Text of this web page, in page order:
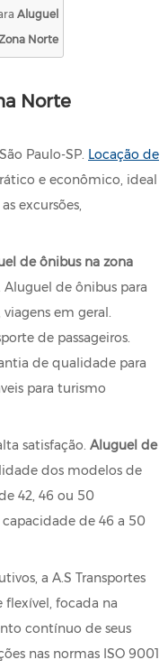
Aluguel
Norte
Norte
Paulo-SP. Locação de
e econômico, ideal
excursões,
de ônibus na zona
Aluguel de ônibus para
, viagens em geral.
de passageiros.
de qualidade para
para turismo
satisfação. Aluguel de
dos modelos de
42, 46 ou 50
de 46 a 50
a A.S Transportes
flexível, focada na
contínuo de seus
nas normas ISO 9001